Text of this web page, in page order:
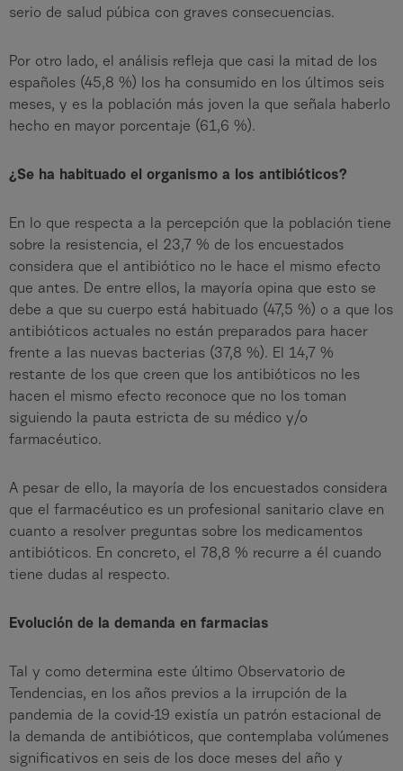
serio de salud púbica con graves consecuencias.
Por otro lado, el análisis refleja que casi la mitad de los
españoles (45,8 %) los ha consumido en los últimos seis
meses, y es la población más joven la que señala haberlo
hecho en mayor porcentaje (61,6 %).
¿Se ha habituado el organismo a los antibióticos?
En lo que respecta a la percepción que la población tiene
sobre la resistencia, el 23,7 % de los encuestados
considera que el antibiótico no le hace el mismo efecto
que antes. De entre ellos, la mayoría opina que esto se
debe a que su cuerpo está habituado (47,5 %) o a que los
antibióticos actuales no están preparados para hacer
frente a las nuevas bacterias (37,8 %). El 14,7 %
restante de los que creen que los antibióticos no les
hacen el mismo efecto reconoce que no los toman
siguiendo la pauta estricta de su médico y/o
farmacéutico.
A pesar de ello, la mayoría de los encuestados considera
que el farmacéutico es un profesional sanitario clave en
cuanto a resolver preguntas sobre los medicamentos
antibióticos. En concreto, el 78,8 % recurre a él cuando
tiene dudas al respecto.
Evolución de la demanda en farmacias
Tal y como determina este último Observatorio de
Tendencias, en los años previos a la irrupción de la
pandemia de la covid-19 existía un patrón estacional de
la demanda de antibióticos, que contemplaba volúmenes
significativos en seis de los doce meses del año y